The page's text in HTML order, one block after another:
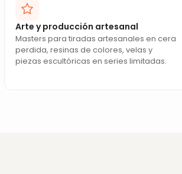
Arte y producción artesanal
Masters para tiradas artesanales en cera
perdida, resinas de colores, velas y
piezas escultóricas en series limitadas.